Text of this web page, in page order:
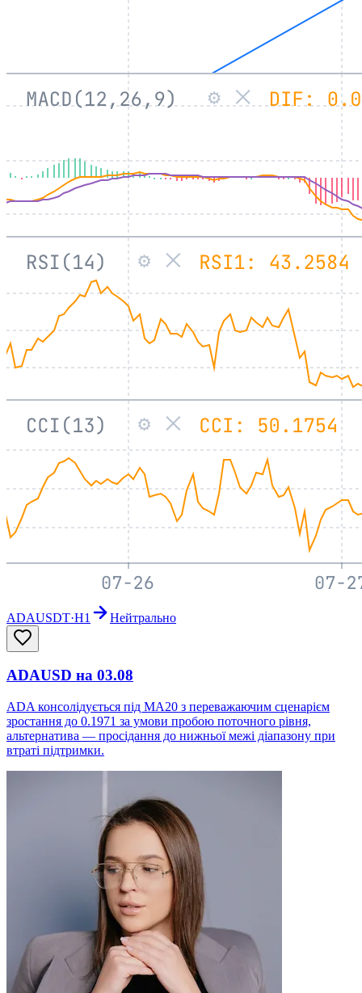
ADAUSDT·H1 Нейтрально
ADAUSD на 03.08
ADA консолідується під MA20 з переважаючим сценарієм
зростання до 0.1971 за умови пробою поточного рівня,
альтернатива — просідання до нижньої межі діапазону при
втраті підтримки.